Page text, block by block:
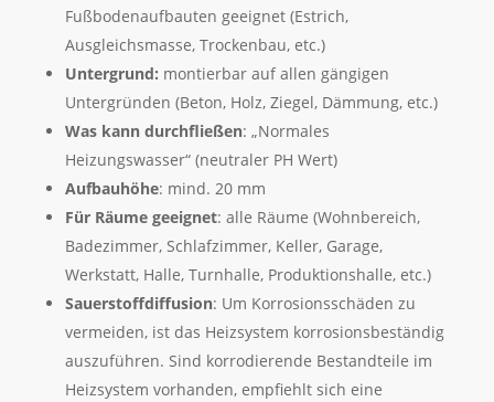
Fußbodenaufbauten geeignet (Estrich,
Ausgleichsmasse, Trockenbau, etc.)
Untergrund: montierbar auf allen gängigen
Untergründen (Beton, Holz, Ziegel, Dämmung, etc.)
Was kann durchfließen: „Normales
Heizungswasser“ (neutraler PH Wert)
Aufbauhöhe: mind. 20 mm
Für Räume geeignet: alle Räume (Wohnbereich,
Badezimmer, Schlafzimmer, Keller, Garage,
Werkstatt, Halle, Turnhalle, Produktionshalle, etc.)
Sauerstoffdiffusion: Um Korrosionsschäden zu
vermeiden, ist das Heizsystem korrosionsbeständig
auszuführen. Sind korrodierende Bestandteile im
Heizsystem vorhanden, empfiehlt sich eine